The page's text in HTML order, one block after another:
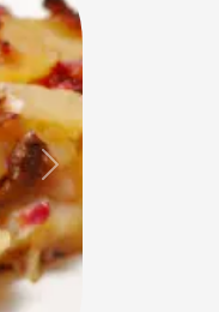
Next